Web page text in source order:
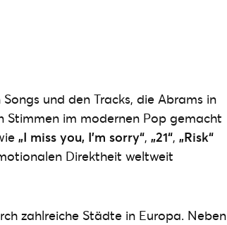
und den Tracks, die Abrams in
Stimmen im modernen Pop gemacht
„I miss you, I’m sorry“, „21“, „Risk“
Direktheit weltweit
zahlreiche Städte in Europa. Neben